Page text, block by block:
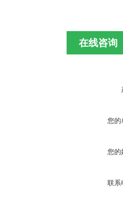
在线咨询
您的
您的
联系